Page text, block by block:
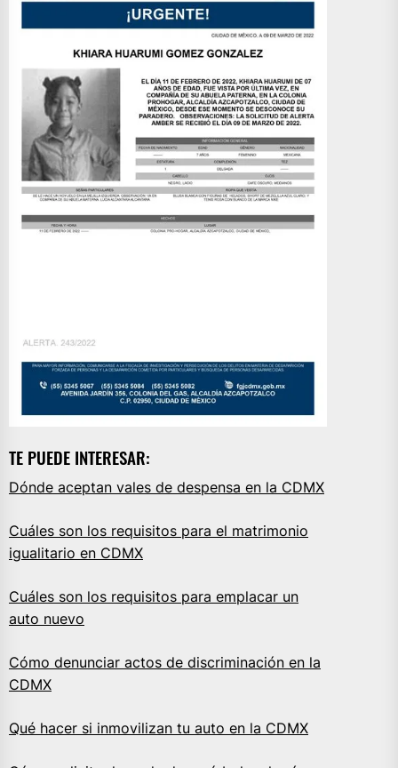
TE PUEDE INTERESAR:
Dónde aceptan vales de despensa en la CDMX
Cuáles son los requisitos para el matrimonio
igualitario en CDMX
Cuáles son los requisitos para emplacar un
auto nuevo
Cómo denunciar actos de discriminación en la
CDMX
Qué hacer si inmovilizan tu auto en la CDMX